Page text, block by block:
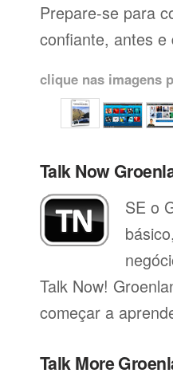
Prepare-se para
confiante, antes e
clique nas imagens
Talk Now
SE o
Talk Now!
começar a
Talk More